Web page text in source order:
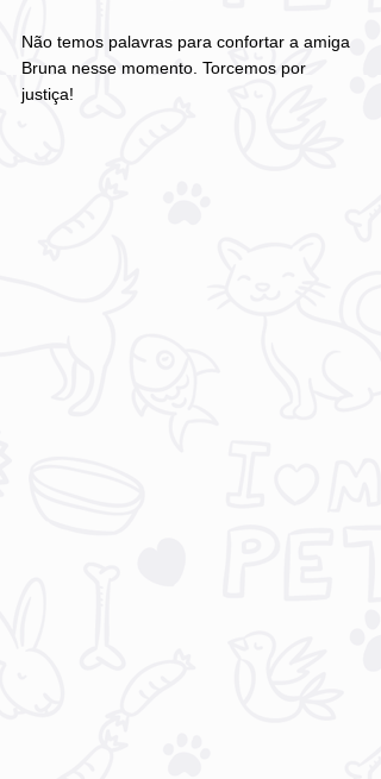
Não temos palavras para confortar a amiga
Bruna nesse momento. Torcemos por
justiça!